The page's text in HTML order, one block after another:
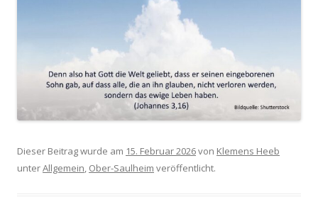
Dieser Beitrag wurde am 15. Februar 2026von Klemens Heeb
unterAllgemein, Ober-Saulheim veröffentlicht.